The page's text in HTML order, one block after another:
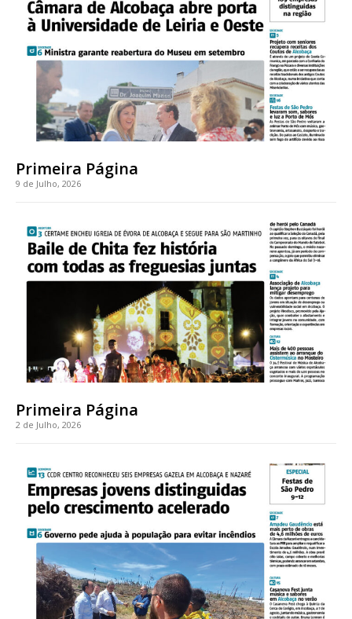
Acesso ao conteúdo online
Acesso aos conteúdos Exclusivos para
assinantes
Ofertas para assinatura anual
Escolha o plano
Primeira Página
9 de Julho, 2026
Primeira Página
2 de Julho, 2026